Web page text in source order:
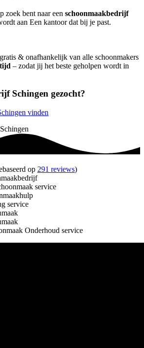
zoek bent naar een schoonmaakbedrijf
aan Een kantoor dat bij je past.
& onafhankelijk van alle schoonmakers
– zodat jij het beste geholpen wordt in
Schingen gezocht?
vinden
op 291 reviews)